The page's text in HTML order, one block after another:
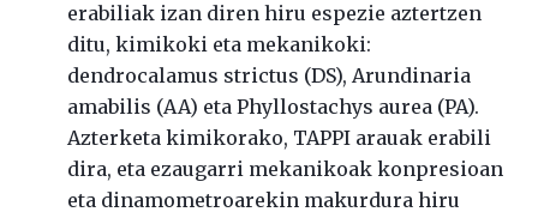
erabiliak izan diren hiru espezie aztertzen
ditu, kimikoki eta mekanikoki:
dendrocalamus strictus (DS), Arundinaria
amabilis (AA) eta Phyllostachys aurea (PA).
Azterketa kimikorako, TAPPI arauak erabili
dira, eta ezaugarri mekanikoak konpresioan
eta dinamometroarekin makurdura hiru